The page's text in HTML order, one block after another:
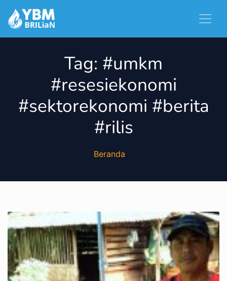
Tag: #umkm
#resesiekonomi
#sektorekonomi #berita
#rilis
Beranda